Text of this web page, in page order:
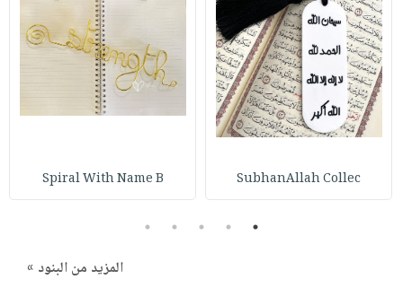
SubhanAllah Collec
Spiral With Name B
1
2
3
4
5
المزيد من البنود »